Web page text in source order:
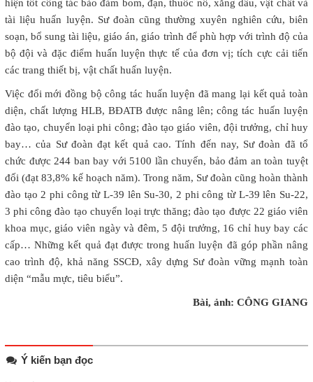
hiện tốt công tác bảo đảm bom, đạn, thuốc nổ, xăng dầu, vật chất và
tài liệu huấn luyện. Sư đoàn cũng thường xuyên nghiên cứu, biên
soạn, bổ sung tài liệu, giáo án, giáo trình để phù hợp với trình độ của
bộ đội và đặc điểm huấn luyện thực tế của đơn vị; tích cực cải tiến
các trang thiết bị, vật chất huấn luyện.
Việc đổi mới đồng bộ công tác huấn luyện đã mang lại kết quả toàn
diện, chất lượng HLB, BĐATB được nâng lên; công tác huấn luyện
đào tạo, chuyển loại phi công; đào tạo giáo viên, đội trưởng, chỉ huy
bay… của Sư đoàn đạt kết quả cao. Tính đến nay, Sư đoàn đã tổ
chức được 244 ban bay với 5100 lần chuyến, bảo đảm an toàn tuyệt
đối (đạt 83,8% kế hoạch năm). Trong năm, Sư đoàn cũng hoàn thành
đào tạo 2 phi công từ L-39 lên Su-30, 2 phi công từ L-39 lên Su-22,
3 phi công đào tạo chuyển loại trực thăng; đào tạo được 22 giáo viên
khoa mục, giáo viên ngày và đêm, 5 đội trưởng, 16 chỉ huy bay các
cấp… Những kết quả đạt được trong huấn luyện đã góp phần nâng
cao trình độ, khả năng SSCĐ, xây dựng Sư đoàn vững mạnh toàn
diện “mẫu mực, tiêu biểu”.
Bài, ảnh: CÔNG GIANG
Ý kiến bạn đọc